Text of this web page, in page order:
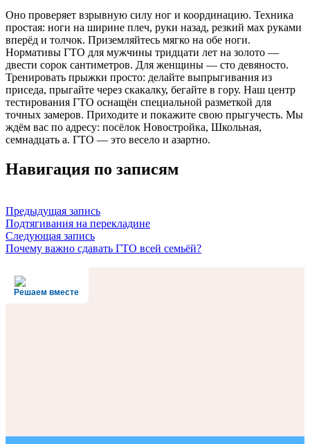
Оно проверяет взрывную силу ног и координацию. Техника
простая: ноги на ширине плеч, руки назад, резкий мах руками
вперёд и толчок. Приземляйтесь мягко на обе ноги.
Нормативы ГТО для мужчины тридцати лет на золото —
двести сорок сантиметров. Для женщины — сто девяносто.
Тренировать прыжки просто: делайте выпрыгивания из
приседа, прыгайте через скакалку, бегайте в гору. Наш центр
тестирования ГТО оснащён специальной разметкой для
точных замеров. Приходите и покажите свою прыгучесть. Мы
ждём вас по адресу: посёлок Новостройка, Школьная,
семнадцать а. ГТО — это весело и азартно.
Навигация по записям
Предыдущая запись
Подтягивания на перекладине
Следующая запись
Почему важно сдавать ГТО всей семьёй?
Решаем вместе